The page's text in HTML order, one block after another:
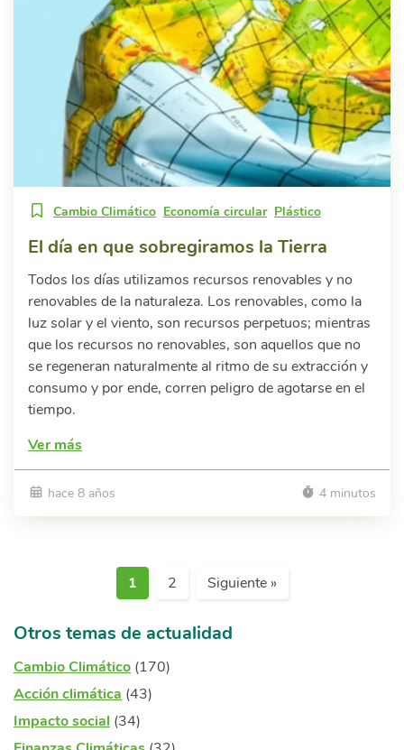
Cambio Climático Economía circular Plástico
El día en que sobregiramos la Tierra
Todos los días utilizamos recursos renovables y no
renovables de la naturaleza. Los renovables, como la
luz solar y el viento, son recursos perpetuos; mientras
que los recursos no renovables, son aquellos que no
se regeneran naturalmente al ritmo de su extracción y
consumo y por ende, corren peligro de agotarse en el
tiempo.
Ver más
hace 8 años 4 minutos
1 2 Siguiente »
Otros temas de actualidad
Cambio Climático (170)
Acción climática (43)
Impacto social (34)